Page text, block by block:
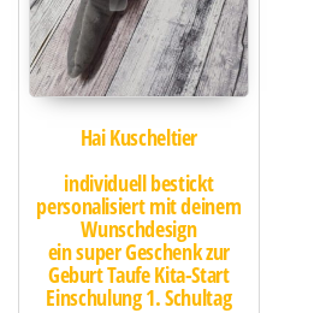
Hai Kuscheltier
individuell bestickt
personalisiert mit deinem
Wunschdesign
ein super Geschenk zur
Geburt Taufe Kita-Start
Einschulung 1. Schultag